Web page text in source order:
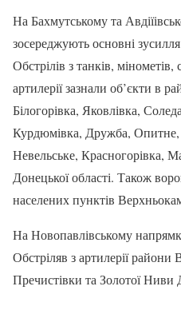
На Бахмутському та
зосереджують основні
Обстрілів з танків, мінометів,
артилерії зазнали об’єкти в
Білогорівка, Яковлівка,
Курдюмівка, Дружба, Опитне,
Невельське, Красногорівка,
Донецької області. Також
населених пунктів
На Новопавлівському
Обстріляв з артилерії
Пречистівки та Золотої Ниви